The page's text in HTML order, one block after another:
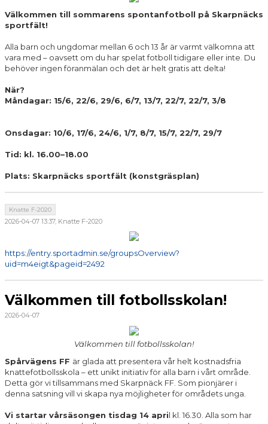
Välkommen till sommarens spontanfotboll på Skarpnäcks
sportfält!
Alla barn och ungdomar mellan 6 och 13 år är varmt välkomna att
vara med – oavsett om du har spelat fotboll tidigare eller inte. Du
behöver ingen föranmälan och det är helt gratis att delta!
När?
Måndagar: 15/6, 22/6, 29/6, 6/7, 13/7, 22/7, 22/7, 3/8
Onsdagar: 10/6, 17/6, 24/6, 1/7, 8/7, 15/7, 22/7, 29/7
Tid: kl. 16.00–18.00
Plats: Skarpnäcks sportfält (konstgräsplan)
Knatte F-2020
2026-04-07 13:37, Knatte F-2020
https://entry.sportadmin.se/groupsOverview?
uid=m4eigt&pageid=2492
Välkommen till fotbollsskolan!
2026-04-07
Välkommen till fotbollsskolan!
Spårvägens FF är glada att presentera vår helt kostnadsfria
knattefotbollsskola – ett unikt initiativ för alla barn i vårt område.
Detta gör vi tillsammans med Skarpnäck FF. Som pionjärer i
denna satsning vill vi skapa nya möjligheter för områdets unga.
Vi startar vårsäsongen tisdag 14 april kl. 16.30. Alla som har